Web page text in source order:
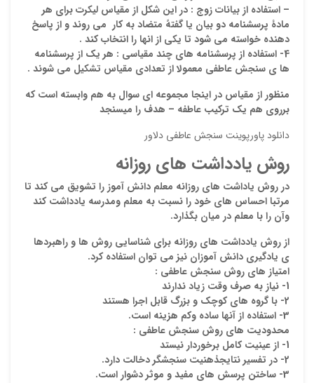
– استفاده از بیانات زوج : در این شکل از مقیاس لیکرت برای هر
مادۀ پرسشنامه دو بیان یا گفتهً متضاد به کار می روند و از پاسخ
دهنده خواسته می شود تا یکی از انها را انتخاب کند .
4- استفاده از پرسشنامه های چند مقیاسی :
هر یک از پرسشنامه
ها ی سنجش عاطفی معمولا از تعدادی مقیاس تشکیل می شوند .
منظور از مقیاس در اینجا مجموعه ای سوال به هم وابسته است که
برروی هم یک ترکیب عاطفه – هدف را میسنجد
دانلود پاورپوینت سنجش عاطفی دلاور
روش یادداشت های روزانه
در روش یاداشت های روزانه معلم دانش آموز را تشویق می کند تا
مرتبا احساس های خود را نسبت به معلم ومدرسه یادداشت کند
وآن را با معلم در میان بگذارد.
از روش یادداشت های روزانه برای شناسایی روش ها و راهبردها
ی یادگیری دانش آموزان نیز می توان استفاده کرد.
امتیاز های روش سنجش عاطفی :
1- نیاز به صرف وقت زیاد ندارند
2- با گروه های کوچک و بزرگ قابل اجرا هستند
3- استفاده از آنها ساده وکم هزینه است.
محدودیت های روش سنجش عاطفی :
1- از عینیت کامل برخوردار نیستد
2- در تفسیر نتایجذهنیت سنجشگر دخالت دارد.
3- ساختن پرسش های مفید و موثر دشوار است.